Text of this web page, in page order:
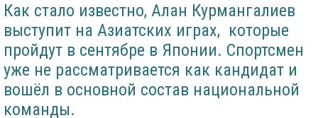
Как стало известно, Алан Курмангалиев
выступит на Азиатских играх, которые
пройдут в сентябре в Японии. Спортсмен
уже не рассматривается как кандидат и
вошёл в основной состав национальной
команды.